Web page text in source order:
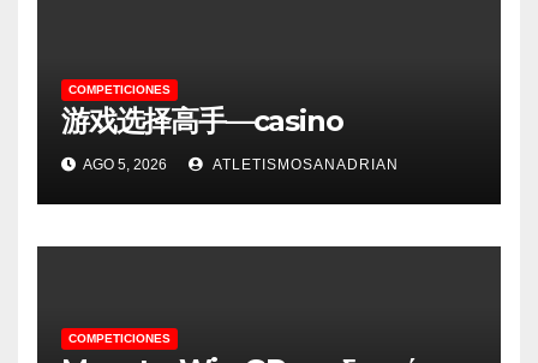
COMPETICIONES
游戏选择高手—casino
AGO 5, 2026 ATLETISMOSANADRIAN
COMPETICIONES